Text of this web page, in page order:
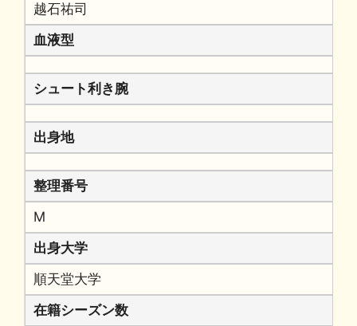
越石祐司
血液型
シュート利き腕
出身地
整理番号
M
出身大学
順天堂大学
在籍シーズン数